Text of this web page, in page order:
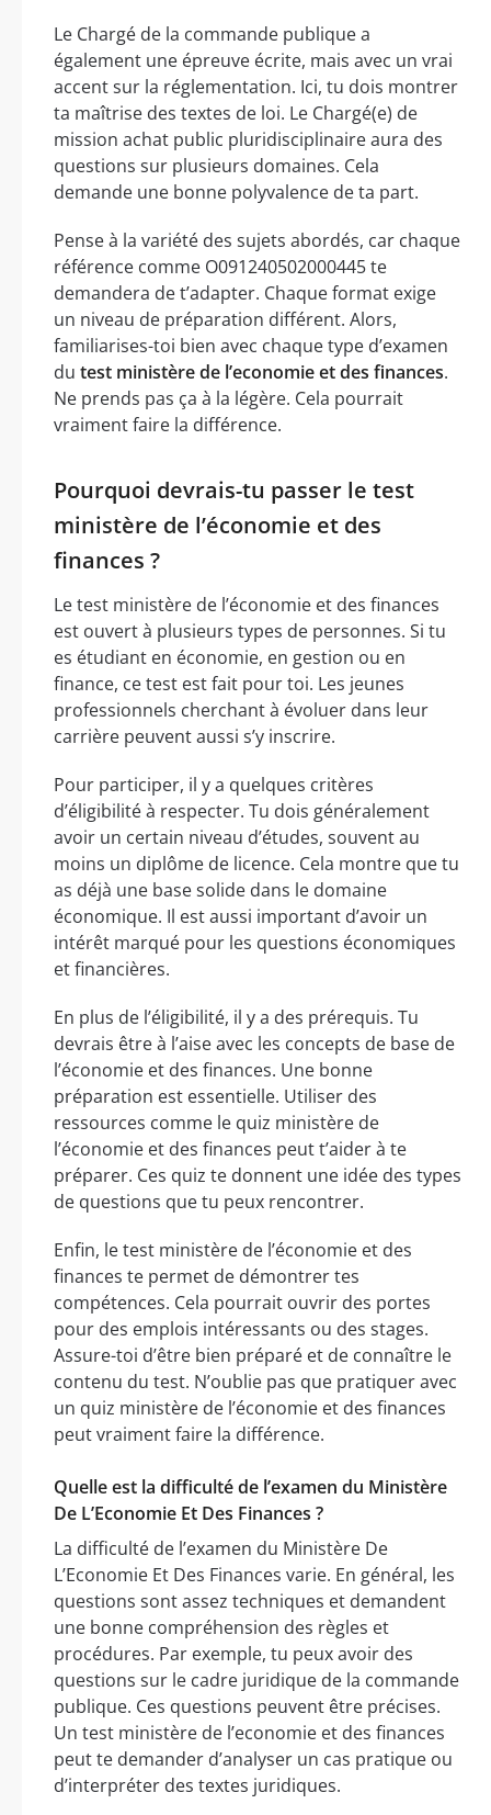
Le Chargé de la commande publique a
également une épreuve écrite, mais avec un vrai
accent sur la réglementation. Ici, tu dois montrer
ta maîtrise des textes de loi. Le Chargé(e) de
mission achat public pluridisciplinaire aura des
questions sur plusieurs domaines. Cela
demande une bonne polyvalence de ta part.
Pense à la variété des sujets abordés, car chaque
référence comme O091240502000445 te
demandera de t’adapter. Chaque format exige
un niveau de préparation différent. Alors,
familiarises-toi bien avec chaque type d’examen
du test ministère de l’economie et des finances.
Ne prends pas ça à la légère. Cela pourrait
vraiment faire la différence.
Pourquoi devrais-tu passer le test
ministère de l’économie et des
finances ?
Le test ministère de l’économie et des finances
est ouvert à plusieurs types de personnes. Si tu
es étudiant en économie, en gestion ou en
finance, ce test est fait pour toi. Les jeunes
professionnels cherchant à évoluer dans leur
carrière peuvent aussi s’y inscrire.
Pour participer, il y a quelques critères
d’éligibilité à respecter. Tu dois généralement
avoir un certain niveau d’études, souvent au
moins un diplôme de licence. Cela montre que tu
as déjà une base solide dans le domaine
économique. Il est aussi important d’avoir un
intérêt marqué pour les questions économiques
et financières.
En plus de l’éligibilité, il y a des prérequis. Tu
devrais être à l’aise avec les concepts de base de
l’économie et des finances. Une bonne
préparation est essentielle. Utiliser des
ressources comme le quiz ministère de
l’économie et des finances peut t’aider à te
préparer. Ces quiz te donnent une idée des types
de questions que tu peux rencontrer.
Enfin, le test ministère de l’économie et des
finances te permet de démontrer tes
compétences. Cela pourrait ouvrir des portes
pour des emplois intéressants ou des stages.
Assure-toi d’être bien préparé et de connaître le
contenu du test. N’oublie pas que pratiquer avec
un quiz ministère de l’économie et des finances
peut vraiment faire la différence.
Quelle est la difficulté de l’examen du Ministère
De L’Economie Et Des Finances ?
La difficulté de l’examen du Ministère De
L’Economie Et Des Finances varie. En général, les
questions sont assez techniques et demandent
une bonne compréhension des règles et
procédures. Par exemple, tu peux avoir des
questions sur le cadre juridique de la commande
publique. Ces questions peuvent être précises.
Un test ministère de l’economie et des finances
peut te demander d’analyser un cas pratique ou
d’interpréter des textes juridiques.